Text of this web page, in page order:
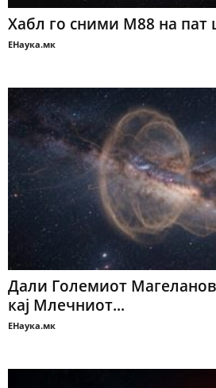
Хабл го сними М88 на пат
ЕНаука.мк
Дали Големиот
кај Млечниот...
ЕНаука.мк